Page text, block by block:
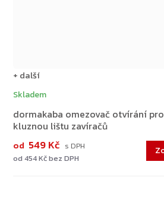
dormakaba omezovač otvírání pro
kluznou lištu zavíračů
Skladem
od 454 Kč bez DPH
od 549 Kč
+ další